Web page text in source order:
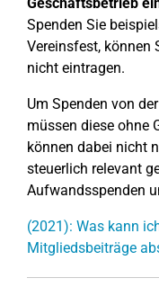
Spenden Sie
Vereinsfest, können
nicht eintragen.
Um Spenden von
müssen diese ohne
können dabei nicht
steuerlich relevant
Aufwandsspenden
(2021): Was kann
Mitgliedsbeiträge